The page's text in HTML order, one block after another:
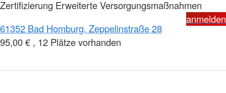
Zertifizierung Erweiterte Versorgungsmaßnahmen
anmelden
61352 Bad Homburg, Zeppelinstraße 28
95,00 € , 12 Plätze vorhanden